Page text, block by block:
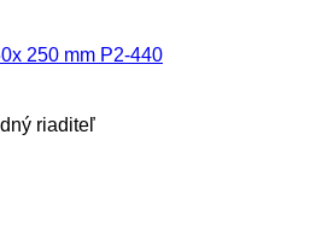
250 mm P2-440
riaditeľ